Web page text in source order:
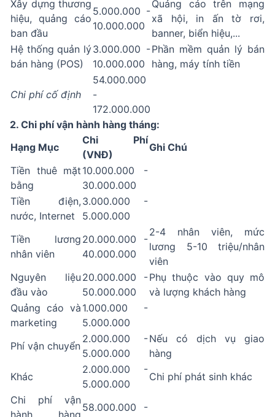
Xây dựng thương
hiệu, quảng cáo
ban đầu
5.000.000 -
10.000.000
Quảng cáo trên mạng
xã hội, in ấn tờ rơi,
banner, biển hiệu,...
Hệ thống quản lý
bán hàng (POS)
3.000.000 -
10.000.000
Phần mềm quản lý bán
hàng, máy tính tiền
Chi phí cố định
54.000.000
-
172.000.000
2. Chi phí vận hành hàng tháng:
Hạng Mục
Chi Phí
(VNĐ)
Ghi Chú
Tiền thuê mặt
bằng
10.000.000 -
30.000.000
Tiền điện,
nước, Internet
3.000.000 -
5.000.000
Tiền lương
nhân viên
20.000.000 -
40.000.000
2-4 nhân viên, mức
lương 5-10 triệu/nhân
viên
Nguyên liệu
đầu vào
20.000.000 -
50.000.000
Phụ thuộc vào quy mô
và lượng khách hàng
Quảng cáo và
marketing
1.000.000 -
5.000.000
Phí vận chuyển
2.000.000 -
5.000.000
Nếu có dịch vụ giao
hàng
Khác
2.000.000 -
5.000.000
Chi phí phát sinh khác
Chi phí vận
hành hàng
58.000.000 -